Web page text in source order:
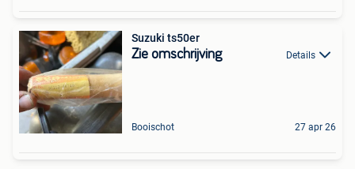
Suzuki ts50er
Zie omschrijving Details
Booischot 27 apr 26